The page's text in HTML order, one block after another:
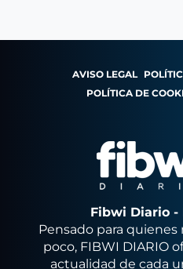
AVISO LEGAL
POLÍTICA DE
Fibwi Diario -
Pensado para
poco, FIBWI DIARIO
actualidad de cada